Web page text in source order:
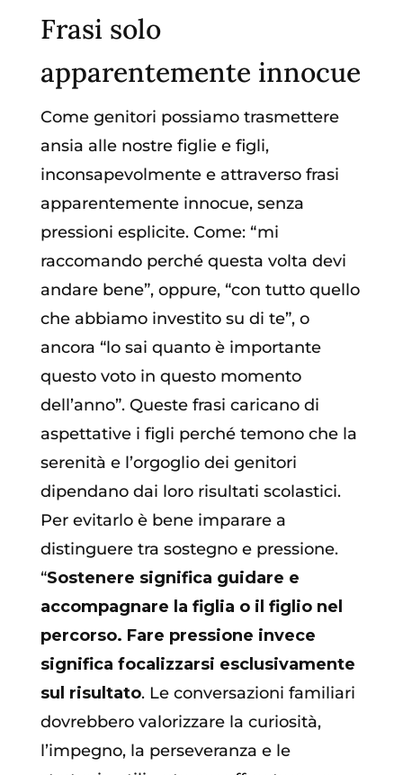
Frasi solo
apparentemente innocue
Come genitori possiamo trasmettere
ansia alle nostre figlie e figli,
inconsapevolmente e attraverso frasi
apparentemente innocue, senza
pressioni esplicite. Come: “mi
raccomando perché questa volta devi
andare bene”, oppure, “con tutto quello
che abbiamo investito su di te”, o
ancora “lo sai quanto è importante
questo voto in questo momento
dell’anno”. Queste frasi caricano di
aspettative i figli perché temono che la
serenità e l’orgoglio dei genitori
dipendano dai loro risultati scolastici.
Per evitarlo è bene imparare a
distinguere tra sostegno e pressione.
“Sostenere significa guidare e
accompagnare la figlia o il figlio nel
percorso. Fare pressione invece
significa focalizzarsi esclusivamente
sul risultato. Le conversazioni familiari
dovrebbero valorizzare la curiosità,
l’impegno, la perseveranza e le